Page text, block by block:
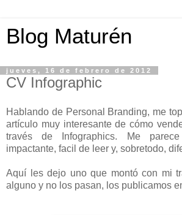
Blog Maturén
jueves, 16 de febrero de 2012
CV Infographic
Hablando de Personal Branding, me
artículo muy interesante de cómo
través de Infographics. Me
impactante, facil de leer y, sobretodo,
Aquí les dejo uno que montó con mi
alguno y no los pasan, los publicamos